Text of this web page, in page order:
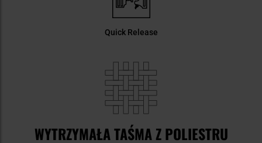
Quick Release
WYTRZYMAŁA TAŚMA Z POLIESTRU